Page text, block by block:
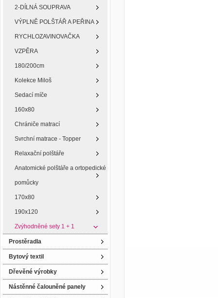
2-DÍLNÁ SOUPRAVA
VÝPLNĚ POLŠTÁŘ A PEŘINA
RYCHLOZAVINOVAČKA
VZPĚRA
180/200cm
Kolekce Miloš
Sedací míče
160x80
Chrániče matrací
Svrchní matrace - Topper
Relaxační polštáře
Anatomické polštáře a ortopedické
pomůcky
170x80
190x120
Zvýhodněné sety 1 + 1
Prostěradla
Bytový textil
Dřevěné výrobky
Nástěnné čalouněné panely